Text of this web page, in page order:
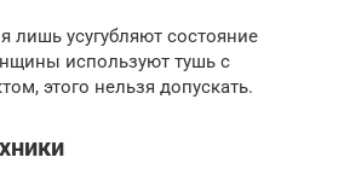
лишь усугубляют состояние
используют тушь с
этого нельзя допускать.